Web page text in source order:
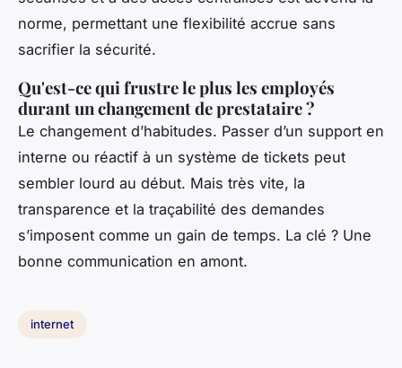
norme, permettant une flexibilité accrue sans
sacrifier la sécurité.
Qu'est-ce qui frustre le plus les employés
durant un changement de prestataire ?
Le changement d’habitudes. Passer d’un support en
interne ou réactif à un système de tickets peut
sembler lourd au début. Mais très vite, la
transparence et la traçabilité des demandes
s’imposent comme un gain de temps. La clé ? Une
bonne communication en amont.
internet